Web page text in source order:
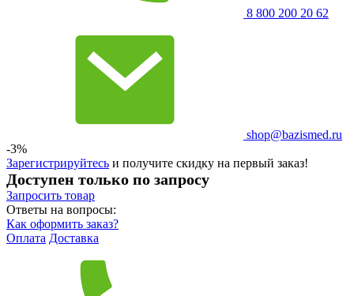
8 800 200 20 62
shop@bazismed.ru
-3%
Зарегистрируйтесь и получите скидку на первый заказ!
Доступен только по запросу
Запросить товар
Ответы на вопросы:
Как оформить заказ?
Оплата Доставка